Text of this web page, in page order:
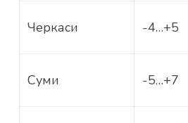
Черкаси -4…+5
Суми -5…+7